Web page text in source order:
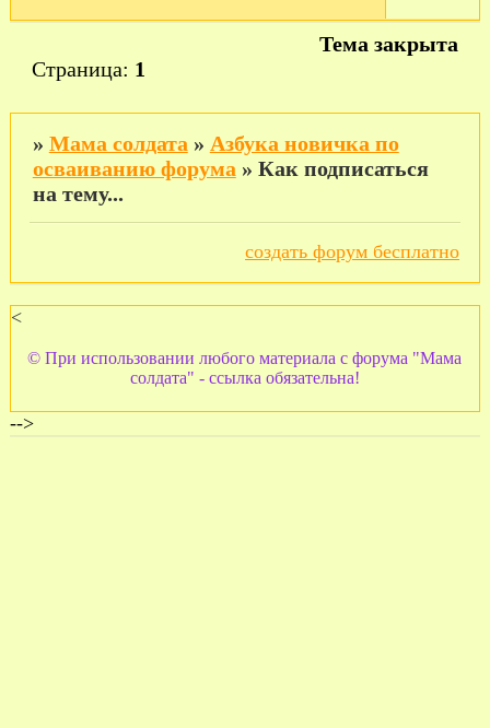
Тема закрыта
Страница: 1
» Мама солдата » Азбука новичка по
осваиванию форума » Как подписаться
на тему...
создать форум бесплатно
<
© При использовании любого материала с форума "Мама
солдата" - ссылка обязательна!
-->